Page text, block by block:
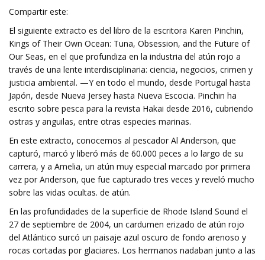
Compartir este:
El siguiente extracto es del libro de la escritora Karen Pinchin,
Kings of Their Own Ocean: Tuna, Obsession, and the Future of
Our Seas, en el que profundiza en la industria del atún rojo a
través de una lente interdisciplinaria: ciencia, negocios, crimen y
justicia ambiental. —Y en todo el mundo, desde Portugal hasta
Japón, desde Nueva Jersey hasta Nueva Escocia. Pinchin ha
escrito sobre pesca para la revista Hakai desde 2016, cubriendo
ostras y anguilas, entre otras especies marinas.
En este extracto, conocemos al pescador Al Anderson, que
capturó, marcó y liberó más de 60.000 peces a lo largo de su
carrera, y a Amelia, un atún muy especial marcado por primera
vez por Anderson, que fue capturado tres veces y reveló mucho
sobre las vidas ocultas. de atún.
En las profundidades de la superficie de Rhode Island Sound el
27 de septiembre de 2004, un cardumen erizado de atún rojo
del Atlántico surcó un paisaje azul oscuro de fondo arenoso y
rocas cortadas por glaciares. Los hermanos nadaban junto a las